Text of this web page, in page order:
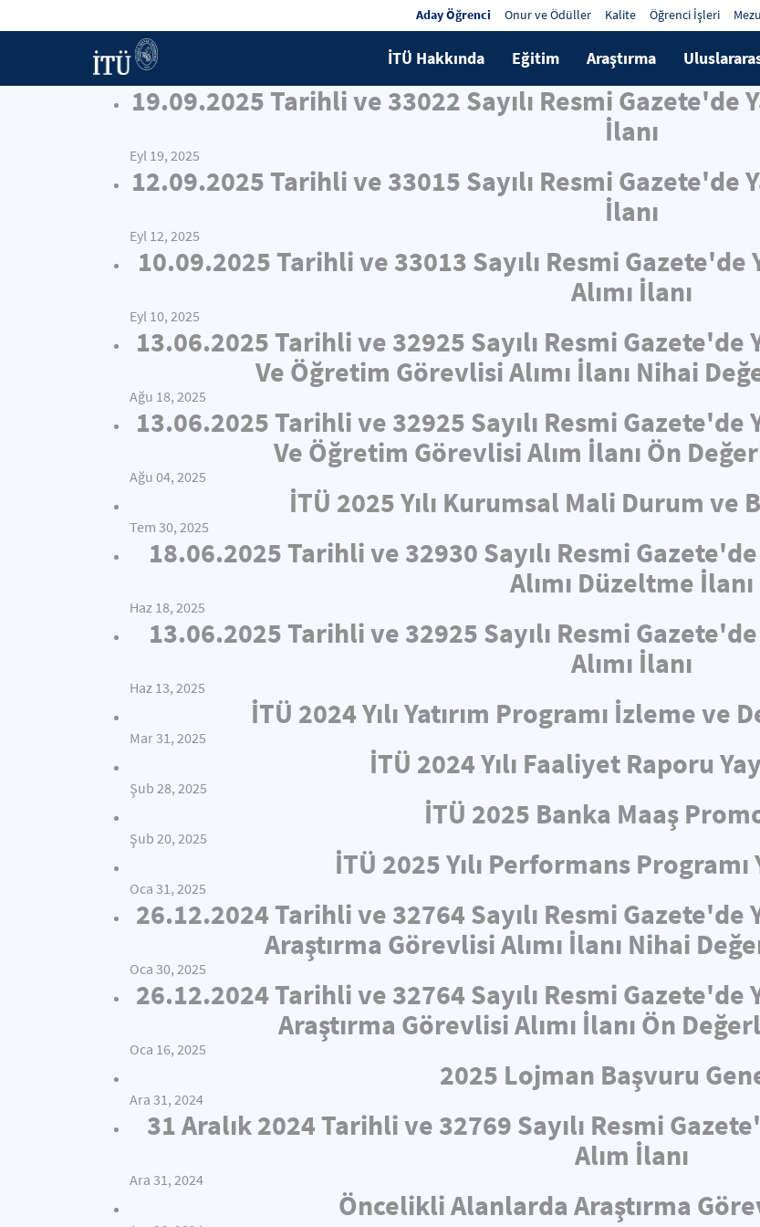
Aday Öğrenci Onur ve Ödüller Kalite Öğrenci İşleri
İTÜ Hakkında Eğitim Araştırma
19.09.2025 Tarihli ve 33022 Sayılı Resmi Gazete'de
İlanı
Eyl 19, 2025
12.09.2025 Tarihli ve 33015 Sayılı Resmi Gazete'de
İlanı
Eyl 12, 2025
10.09.2025 Tarihli ve 33013 Sayılı Resmi
Alımı İlanı
Eyl 10, 2025
13.06.2025 Tarihli ve 32925 Sayılı Resmi
Ve Öğretim Görevlisi Alımı İlanı Nihai
Ağu 18, 2025
13.06.2025 Tarihli ve 32925 Sayılı Resmi
Ve Öğretim Görevlisi Alım İlanı Ön
Ağu 04, 2025
İTÜ 2025 Yılı Kurumsal Mali Durum
Tem 30, 2025
18.06.2025 Tarihli ve 32930 Sayılı Resmi
Alımı Düzeltme İlanı
Haz 18, 2025
13.06.2025 Tarihli ve 32925 Sayılı Resmi
Alımı İlanı
Haz 13, 2025
İTÜ 2024 Yılı Yatırım Programı İzleme
Mar 31, 2025
İTÜ 2024 Yılı Faaliyet Raporu
Şub 28, 2025
İTÜ 2025 Banka Maaş
Şub 20, 2025
İTÜ 2025 Yılı Performans Programı
Oca 31, 2025
26.12.2024 Tarihli ve 32764 Sayılı Resmi
Araştırma Görevlisi Alımı İlanı Nihai
Oca 30, 2025
26.12.2024 Tarihli ve 32764 Sayılı Resmi
Araştırma Görevlisi Alımı İlanı Ön
Oca 16, 2025
2025 Lojman Başvuru
Ara 31, 2024
31 Aralık 2024 Tarihli ve 32769 Sayılı Resmi
Alım İlanı
Ara 31, 2024
Öncelikli Alanlarda Araştırma